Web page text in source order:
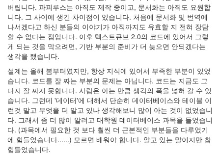
버립니다. 파피루스는 아직도 제작 중이고, 문서화는 아직도 요원합
니다. 그 사이에 생긴 차이점이 있습니다. 처음에 문서화 및 번역에
나서겠다고 하신 분들의 이야기가 아직까지도 유효할 지 전혀 장담
할 수 없다는 점입니다. 이후 텍스트큐브 2.0의 코드에 있어서 그렇
게 되는 것을 막으려면, 기반 부분의 준비가 더 늦으면 안되겠다는
생각을 했습니다.
설계는 올해 봄부터였지만, 항상 지식에 있어서 부족한 부분이 있었
습니다. 코드를 잘 짜는 부분의 문제는 아닙니다. 코드는 지금도 그
다지 잘 짜지 못합니다. 사람은 아는 만큼 생각의 폭을 넓혀 갈 수 있
습니다. 그런데 '데이터'에 대해서 단순히 데이터베이스와 테이블 이
런것 말고 무엇을 더 알고 있나 생각해보니 많이 아는 것이 없었습니
다. 그래서 좀 더 많이 알려고 대학원 데이터베이스 과목을 들었습니
다. (과목에서 필요한 것 보다 훨씬 더 근본적인 부분들을 다루었기
에 힘들었습니다......) 모르면 배워야 합니다. 알고 있는 말이지만 참
힘들었습니다.
준
비
바
다
귀
차
즘
nature
학
기
이
휘
소
사
랑